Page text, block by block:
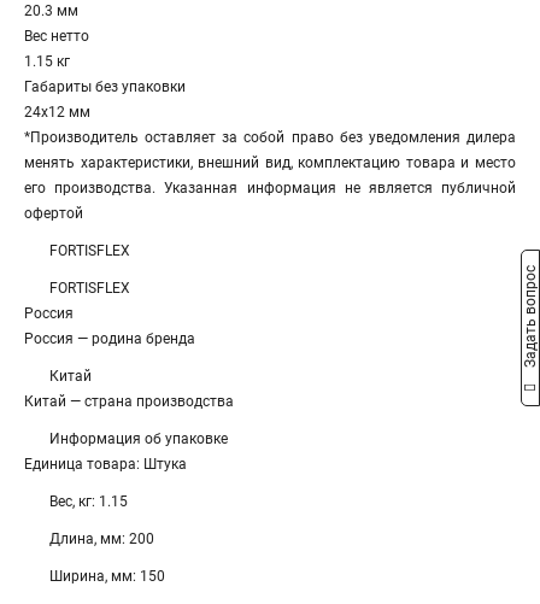
20.3 мм
Вес нетто
1.15 кг
Габариты без упаковки
24х12 мм
*Производитель оставляет за собой право без уведомления дилера
менять характеристики, внешний вид, комплектацию товара и место
его производства. Указанная информация не является публичной
офертой
FORTISFLEX
FORTISFLEX
Россия
Россия — родина бренда
Китай
Китай — страна производства
Информация об упаковке
Единица товара: Штука
Вес, кг: 1.15
Длина, мм: 200
Ширина, мм: 150
Задать вопрос